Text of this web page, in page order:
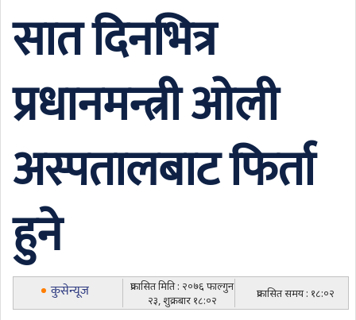
सात दिनभित्र
प्रधानमन्त्री ओली
अस्पतालबाट फिर्ता
हुने
कुसेन्यूज
प्रकासित मिति : २०७६ फाल्गुन
२३, शुक्रबार १८:०२
प्रकासित समय : १८:०२